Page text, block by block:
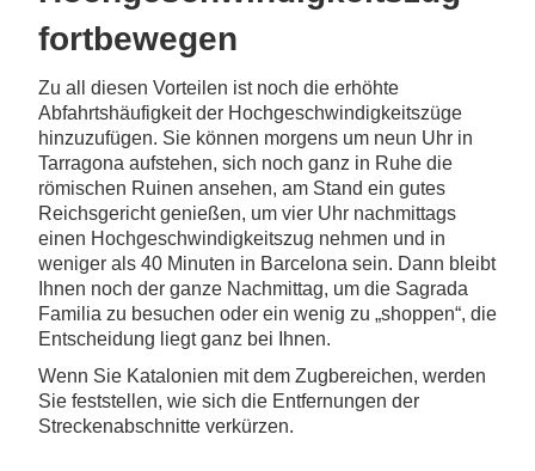
fortbewegen
Zu all diesen Vorteilen ist noch die erhöhte
Abfahrtshäufigkeit der Hochgeschwindigkeitszüge
hinzuzufügen. Sie können morgens um neun Uhr in
Tarragona aufstehen, sich noch ganz in Ruhe die
römischen Ruinen ansehen, am Stand ein gutes
Reichsgericht genießen, um vier Uhr nachmittags
einen Hochgeschwindigkeitszug nehmen und in
weniger als 40 Minuten in Barcelona sein. Dann bleibt
Ihnen noch der ganze Nachmittag, um die Sagrada
Familia zu besuchen oder ein wenig zu „shoppen“, die
Entscheidung liegt ganz bei Ihnen.
Wenn Sie Katalonien mit dem Zugbereichen, werden
Sie feststellen, wie sich die Entfernungen der
Streckenabschnitte verkürzen.